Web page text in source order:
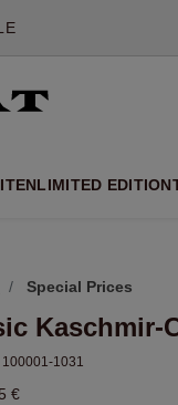
AUGUST 2026
LIMITED EDITION
Special Prices
Kaschmir-
100001-1031
€